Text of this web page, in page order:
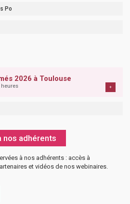
Po
2026 à Toulouse
heures +
nos adhérents
à nos adhérents : accès à
et vidéos de nos webinaires.